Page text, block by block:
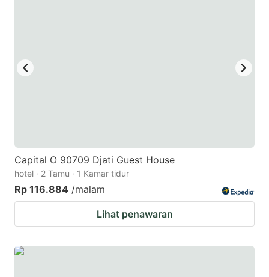
Capital O 90709 Djati Guest House
hotel · 2 Tamu · 1 Kamar tidur
Rp 116.884 /malam
Lihat penawaran